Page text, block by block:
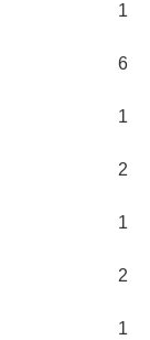
1
6
1
2
1
2
1